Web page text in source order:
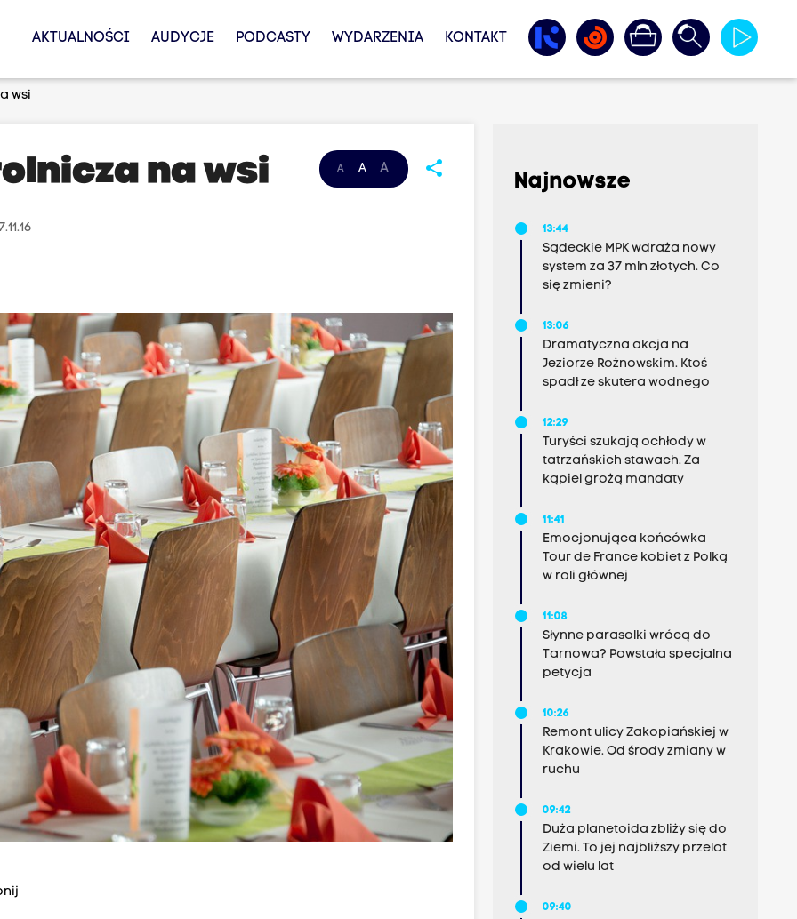
AKTUALNOŚCI AUDYCJE PODCASTY WYDARZENIA KONTAKT
wsi
A A A share
na wsi Najnowsze
13:44
Sądeckie MPK wdraża nowy
system za 37 mln złotych. Co
się zmieni?
13:06
Dramatyczna akcja na
Jeziorze Rożnowskim. Ktoś
spadł ze skutera wodnego
12:29
Turyści szukają ochłody w
tatrzańskich stawach. Za
kąpiel grożą mandaty
11:41
Emocjonująca końcówka
Tour de France kobiet z Polką
w roli głównej
11:08
Słynne parasolki wrócą do
Tarnowa? Powstała specjalna
petycja
10:26
Remont ulicy Zakopiańskiej w
Krakowie. Od środy zmiany w
ruchu
09:42
Duża planetoida zbliży się do
Ziemi. To jej najbliższy przelot
od wielu lat
09:40